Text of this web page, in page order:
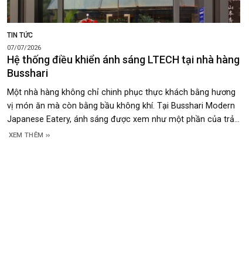
TIN TỨC
07/07/2026
Hệ thống điều khiển ánh sáng LTECH tại nhà hàng
Busshari
Một nhà hàng không chỉ chinh phục thực khách bằng hương
vị món ăn mà còn bằng bầu không khí. Tại Busshari Modern
Japanese Eatery, ánh sáng được xem như một phần của trải
nghiệm, góp phần tạo nên cảm xúc ngay từ khi khách bước
XEM THÊM